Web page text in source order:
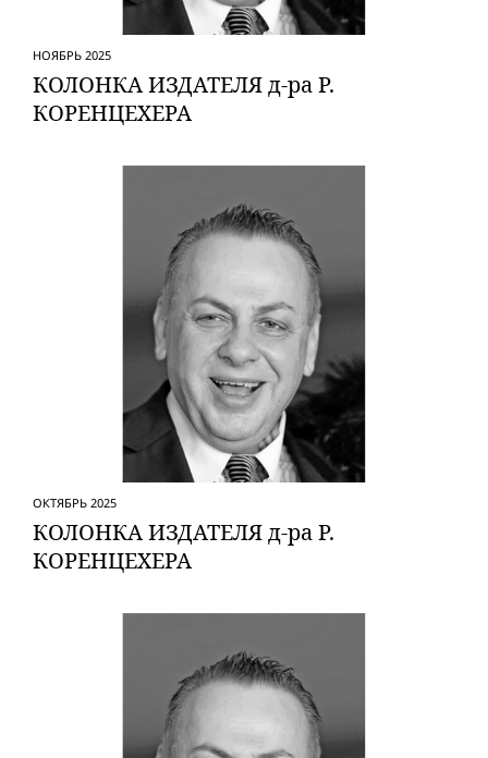
НОЯБРЬ 2025
КОЛОНКА ИЗДАТЕЛЯ д-ра Р.
КОРЕНЦЕХЕРА
ОКТЯБРЬ 2025
КОЛОНКА ИЗДАТЕЛЯ д-ра Р.
КОРЕНЦЕХЕРА